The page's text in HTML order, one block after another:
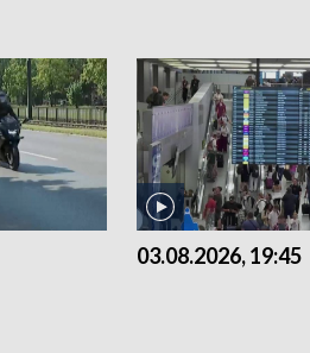
03.08.2026, 19:45